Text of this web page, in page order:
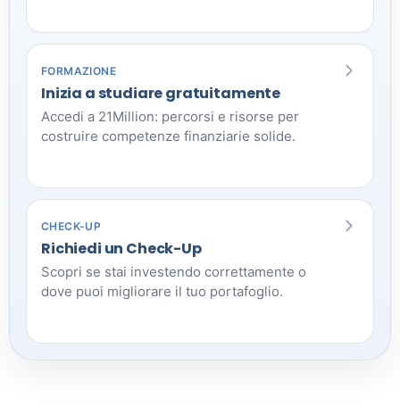
FORMAZIONE
Inizia a studiare gratuitamente
Accedi a 21Million: percorsi e risorse per
costruire competenze finanziarie solide.
CHECK-UP
Richiedi un Check-Up
Scopri se stai investendo correttamente o
dove puoi migliorare il tuo portafoglio.